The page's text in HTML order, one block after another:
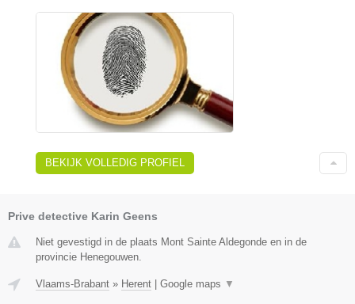
BEKIJK VOLLEDIG PROFIEL
Prive detective Karin Geens
Niet gevestigd in de plaats Mont Sainte Aldegonde en in de
provincie Henegouwen.
Vlaams-Brabant » Herent Google maps ▼